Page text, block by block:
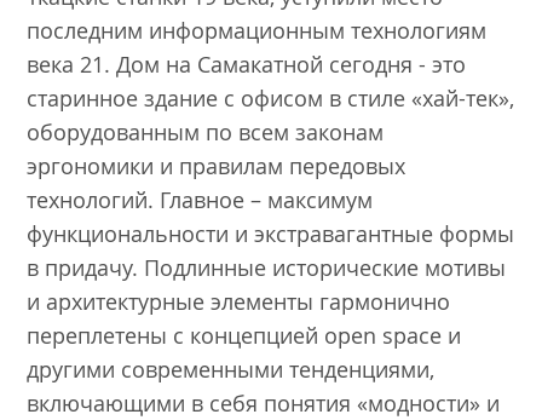
последним информационным технологиям
века 21. Дом на Самакатной сегодня - это
старинное здание с офисом в стиле «хай-тек»,
оборудованным по всем законам
эргономики и правилам передовых
технологий. Главное – максимум
функциональности и экстравагантные формы
в придачу. Подлинные исторические мотивы
и архитектурные элементы гармонично
переплетены с концепцией open space и
другими современными тенденциями,
включающими в себя понятия «модности» и